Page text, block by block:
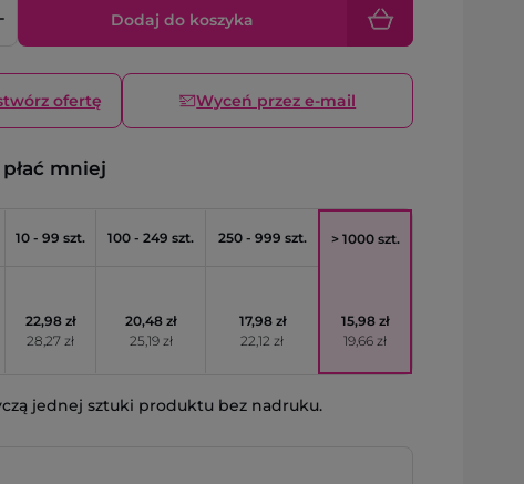
Dodaj do koszyka
ofertę Wyceń przez e-mail
mniej
10 - 99 szt. 100 - 249 szt. 250 - 999 szt. > 1000 szt.
22,98 zł
28,27 zł
20,48 zł
25,19 zł
17,98 zł
22,12 zł
15,98 zł
19,66 zł
jednej sztuki produktu bez nadruku.